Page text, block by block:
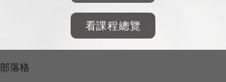
看課程總覽
部落格